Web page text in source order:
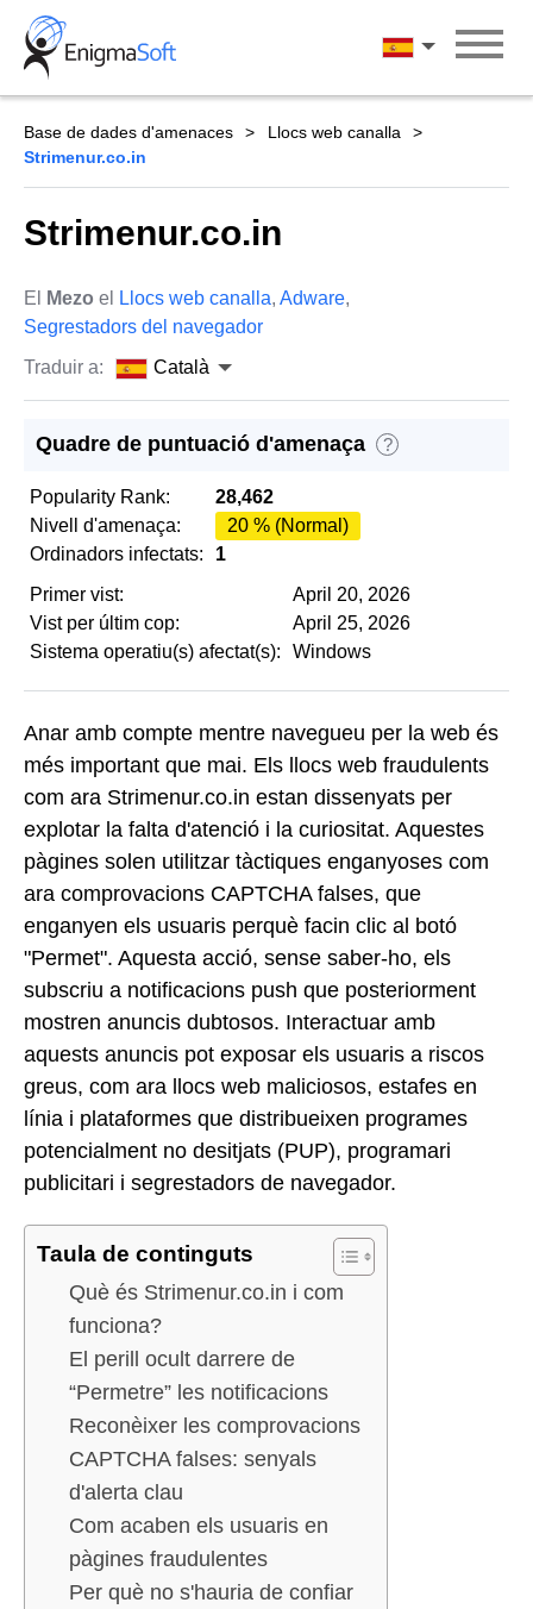
Skip
content
Català
Base de dades d'amenaces
Llocs web canalla
Strimenur.co.in
Strimenur.co.in
El Mezo el Llocs web canalla, Adware,
Segrestadors del navegador
Traduir a:
Català
Quadre de puntuació d'amenaça ?
Popularity Rank:
28,462
Nivell d'amenaça:
20 % (Normal)
Ordinadors infectats:
1
Primer vist:
April 20, 2026
Vist per últim cop:
April 25, 2026
Sistema operatiu(s) afectat(s):
Windows
Anar amb compte mentre navegueu per la web és
més important que mai. Els llocs web fraudulents
com ara Strimenur.co.in estan dissenyats per
explotar la falta d'atenció i la curiositat. Aquestes
pàgines solen utilitzar tàctiques enganyoses com
ara comprovacions CAPTCHA falses, que
enganyen els usuaris perquè facin clic al botó
"Permet". Aquesta acció, sense saber-ho, els
subscriu a notificacions push que posteriorment
mostren anuncis dubtosos. Interactuar amb
aquests anuncis pot exposar els usuaris a riscos
greus, com ara llocs web maliciosos, estafes en
línia i plataformes que distribueixen programes
potencialment no desitjats (PUP), programari
publicitari i segrestadors de navegador.
Taula de continguts
Què és Strimenur.co.in i com
funciona?
El perill ocult darrere de
“Permetre” les notificacions
Reconèixer les comprovacions
CAPTCHA falses: senyals
d'alerta clau
Com acaben els usuaris en
pàgines fraudulentes
Per què no s'hauria de confiar